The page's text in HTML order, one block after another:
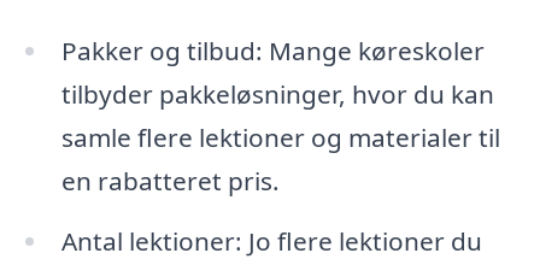
Pakker og tilbud: Mange køreskoler
tilbyder pakkeløsninger, hvor du kan
samle flere lektioner og materialer til
en rabatteret pris.
Antal lektioner: Jo flere lektioner du